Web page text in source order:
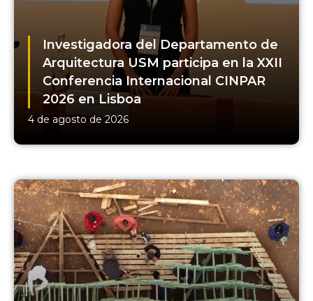
Investigadora del Departamento de
Arquitectura USM participa en la XXII
Conferencia Internacional CINPAR
2026 en Lisboa
4 de agosto de 2026